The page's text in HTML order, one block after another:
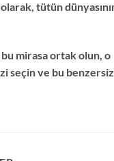
tütün
mirasa ortak olun, o
seçin ve bu benzersiz